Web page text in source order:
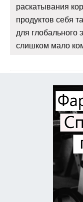
раскатывания
продуктов себя
для глобального
слишком мало